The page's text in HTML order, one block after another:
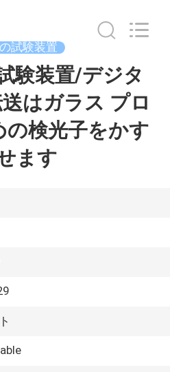
試験装置
験装置/デジタ
はガラス プロ
の検光子をかす
ます